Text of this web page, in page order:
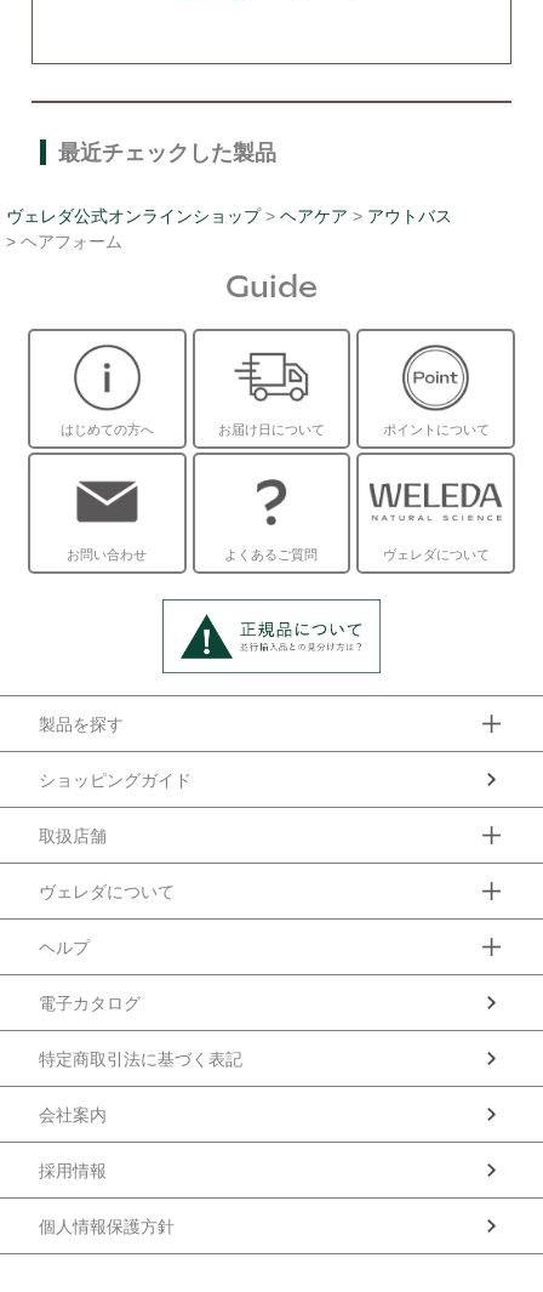
最近チェックした製品
ヴェレダ公式オンラインショップ > ヘアケア > アウトバス
> ヘアフォーム
Guide
はじめての方へ お届け日について ポイントについて
お問い合わせ よくあるご質問 ヴェレダについて
製品を探す
ショッピングガイド
取扱店舗
ヴェレダについて
ヘルプ
電子カタログ
特定商取引法に基づく表記
会社案内
採用情報
個人情報保護方針